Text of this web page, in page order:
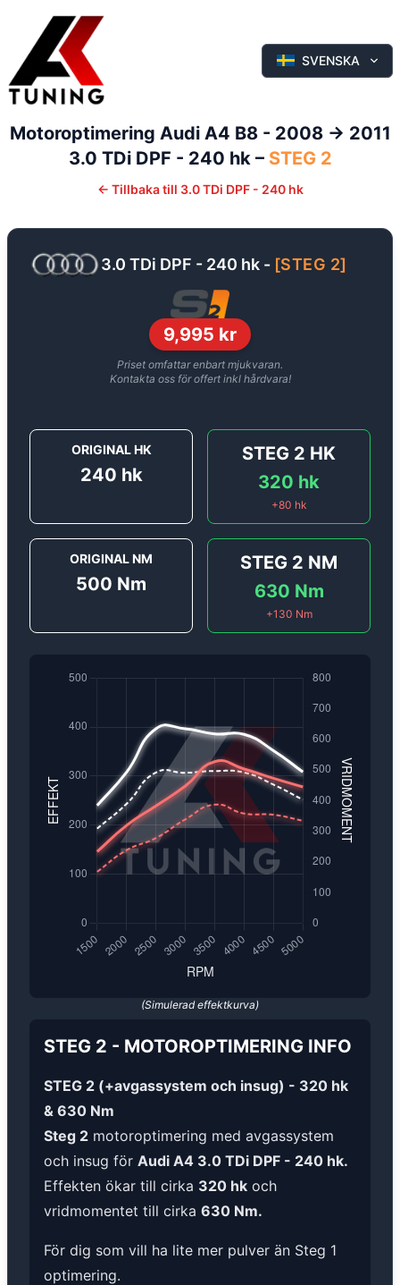
SVENSKA
Motoroptimering Audi A4 B8 - 2008 -> 2011
3.0 TDi DPF - 240 hk– STEG 2
← Tillbaka till 3.0 TDi DPF - 240 hk
3.0 TDi DPF - 240 hk - [STEG 2]
9,995 kr
Priset omfattar enbart mjukvaran.
Kontakta oss för offert inkl hårdvara!
ORIGINAL HK
240 hk
STEG 2 HK
320 hk
+80 hk
ORIGINAL NM
500 Nm
STEG 2 NM
630 Nm
+130 Nm
(Simulerad effektkurva)
STEG 2 - MOTOROPTIMERING INFO
STEG 2 (+avgassystem och insug) - 320 hk
& 630 Nm
Steg 2 motoroptimering med avgassystem
och insug för Audi A4 3.0 TDi DPF - 240 hk.
Effekten ökar till cirka 320 hk och
vridmomentet till cirka 630 Nm.
För dig som vill ha lite mer pulver än Steg 1
optimering.